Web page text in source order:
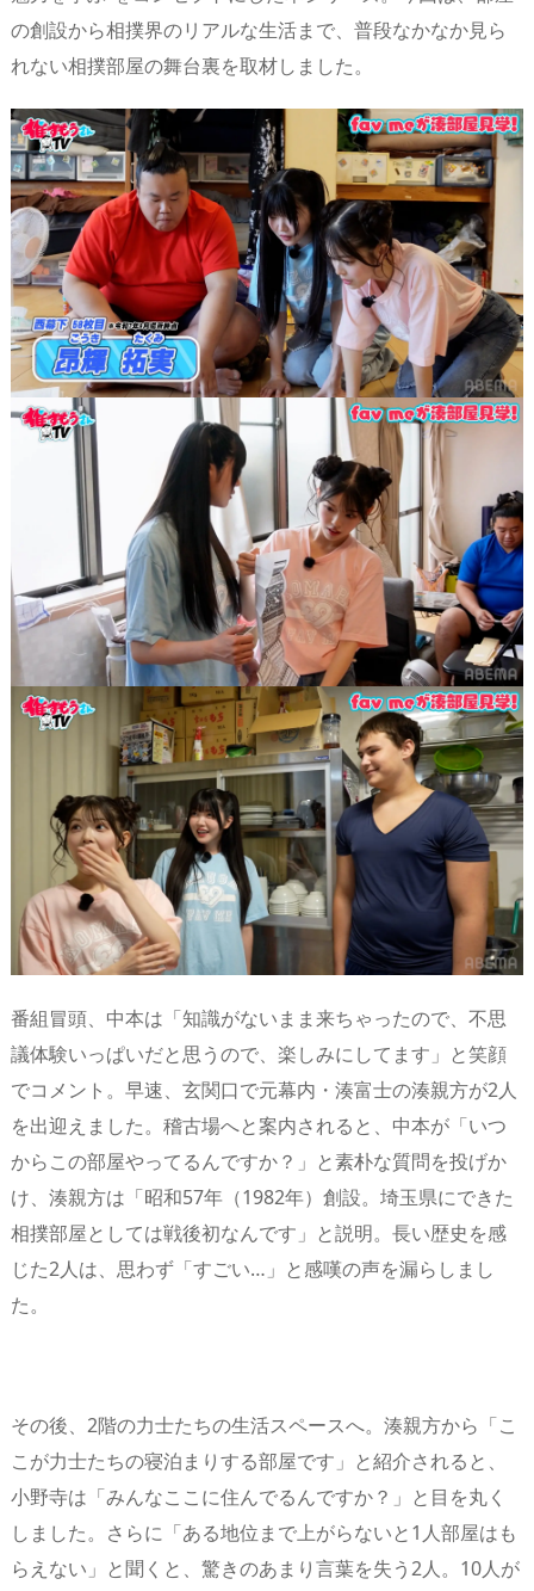
の創設から相撲界のリアルな生活まで、普段なかなか見ら
れない相撲部屋の舞台裏を取材しました。
番組冒頭、中本は「知識がないまま来ちゃったので、不思
議体験いっぱいだと思うので、楽しみにしてます」と笑顔
でコメント。早速、玄関口で元幕内・湊富士の湊親方が2人
を出迎えました。稽古場へと案内されると、中本が「いつ
からこの部屋やってるんですか？」と素朴な質問を投げか
け、湊親方は「昭和57年（1982年）創設。埼玉県にできた
相撲部屋としては戦後初なんです」と説明。長い歴史を感
じた2人は、思わず「すごい…」と感嘆の声を漏らしまし
た。
その後、2階の力士たちの生活スペースへ。湊親方から「こ
こが力士たちの寝泊まりする部屋です」と紹介されると、
小野寺は「みんなここに住んでるんですか？」と目を丸く
しました。さらに「ある地位まで上がらないと1人部屋はも
らえない」と聞くと、驚きのあまり言葉を失う2人。10人が